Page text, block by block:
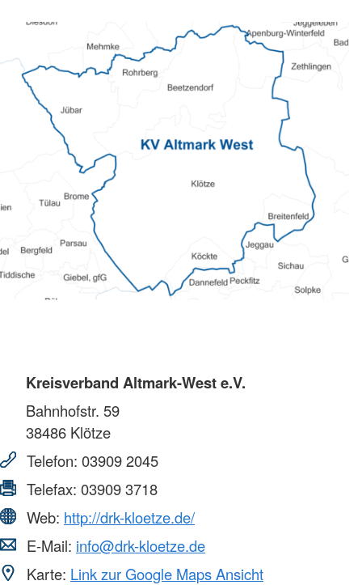
Kreisverband Altmark-West e.V.
Bahnhofstr. 59
38486 Klötze
Telefon: 03909 2045
Telefax: 03909 3718
Web: http://drk-kloetze.de/
E-Mail: info@drk-kloetze.de
Karte: Link zur Google Maps Ansicht